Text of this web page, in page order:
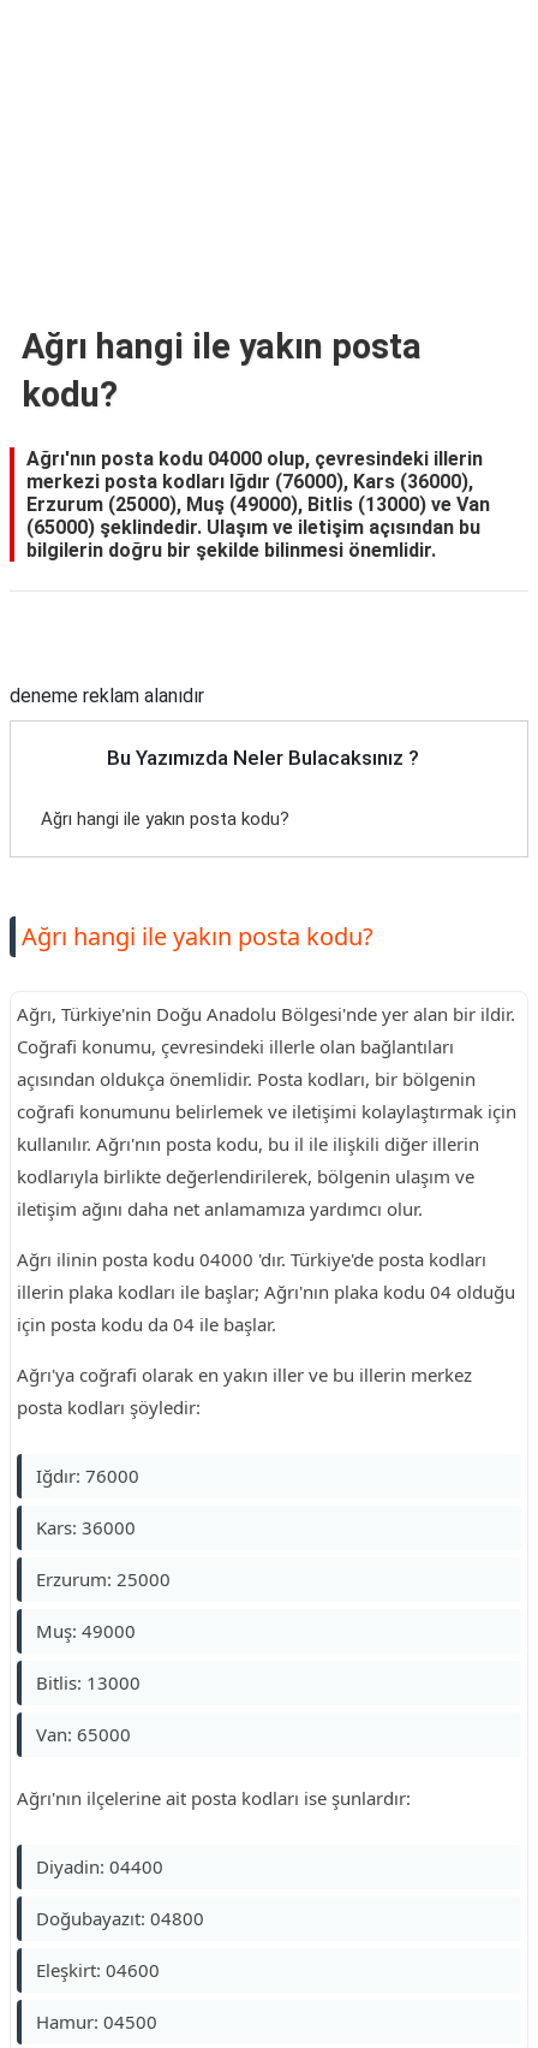
Ağrı hangi ile yakın posta
kodu?
Ağrı'nın posta kodu 04000 olup, çevresindeki illerin
merkezi posta kodları Iğdır (76000), Kars (36000),
Erzurum (25000), Muş (49000), Bitlis (13000) ve Van
(65000) şeklindedir. Ulaşım ve iletişim açısından bu
bilgilerin doğru bir şekilde bilinmesi önemlidir.
deneme reklam alanıdır
Bu Yazımızda Neler Bulacaksınız ?
Ağrı hangi ile yakın posta kodu?
Ağrı hangi ile yakın posta kodu?
Ağrı, Türkiye'nin Doğu Anadolu Bölgesi'nde yer alan bir ildir.
Coğrafi konumu, çevresindeki illerle olan bağlantıları
açısından oldukça önemlidir. Posta kodları, bir bölgenin
coğrafi konumunu belirlemek ve iletişimi kolaylaştırmak için
kullanılır. Ağrı'nın posta kodu, bu il ile ilişkili diğer illerin
kodlarıyla birlikte değerlendirilerek, bölgenin ulaşım ve
iletişim ağını daha net anlamamıza yardımcı olur.
Ağrı ilinin posta kodu 04000 'dır. Türkiye'de posta kodları
illerin plaka kodları ile başlar; Ağrı'nın plaka kodu 04 olduğu
için posta kodu da 04 ile başlar.
Ağrı'ya coğrafi olarak en yakın iller ve bu illerin merkez
posta kodları şöyledir:
Iğdır: 76000
Kars: 36000
Erzurum: 25000
Muş: 49000
Bitlis: 13000
Van: 65000
Ağrı'nın ilçelerine ait posta kodları ise şunlardır:
Diyadin: 04400
Doğubayazıt: 04800
Eleşkirt: 04600
Hamur: 04500